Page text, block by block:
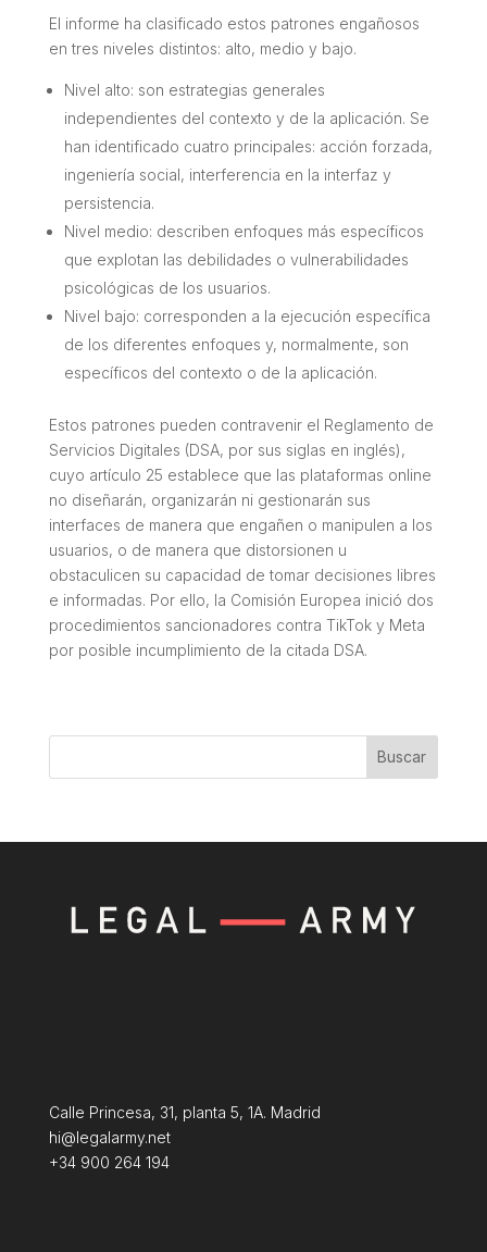
El informe ha clasificado estos patrones engañosos
en tres niveles distintos: alto, medio y bajo.
Nivel alto: son estrategias generales
independientes del contexto y de la aplicación. Se
han identificado cuatro principales: acción forzada,
ingeniería social, interferencia en la interfaz y
persistencia.
Nivel medio: describen enfoques más específicos
que explotan las debilidades o vulnerabilidades
psicológicas de los usuarios.
Nivel bajo: corresponden a la ejecución específica
de los diferentes enfoques y, normalmente, son
específicos del contexto o de la aplicación.
Estos patrones pueden contravenir el Reglamento de
Servicios Digitales (DSA, por sus siglas en inglés),
cuyo artículo 25 establece que las plataformas online
no diseñarán, organizarán ni gestionarán sus
interfaces de manera que engañen o manipulen a los
usuarios, o de manera que distorsionen u
obstaculicen su capacidad de tomar decisiones libres
e informadas. Por ello, la Comisión Europea inició dos
procedimientos sancionadores contra TikTok y Meta
por posible incumplimiento de la citada DSA.
Buscar
Calle Princesa, 31, planta 5, 1A. Madrid
hi@legalarmy.net
+34 900 264 194